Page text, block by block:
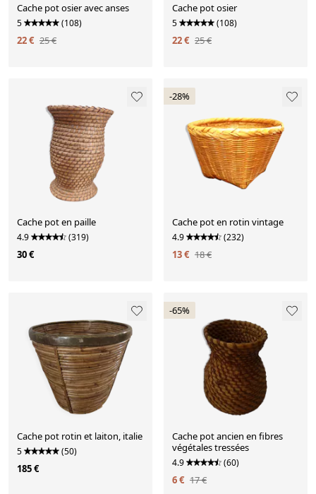
Cache pot osier avec anses
5 (108)
22 € 25 €
Cache pot osier
5 (108)
22 € 25 €
Cache pot en paille
4.9 (319)
30 €
-28%
Cache pot en rotin vintage
4.9 (232)
13 € 18 €
Cache pot rotin et laiton, italie
5 (50)
185 €
-65%
Cache pot ancien en fibres
végétales tressées
4.9 (60)
6 € 17 €